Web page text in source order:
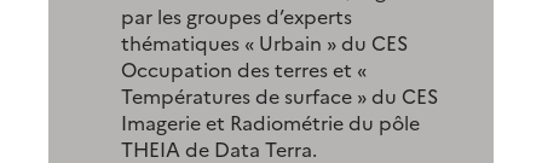
par les groupes d’experts
thématiques « Urbain » du CES
Occupation des terres et «
Températures de surface » du CES
Imagerie et Radiométrie du pôle
THEIA de Data Terra.